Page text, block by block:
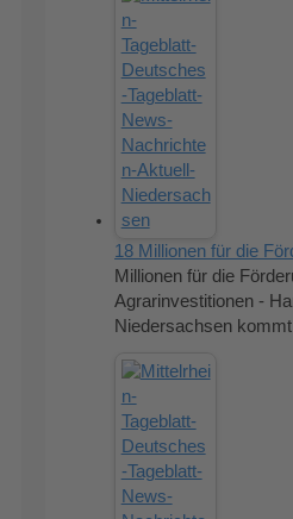
18 Millionen für die
Millionen für die
Agrarinvestitionen -
Niedersachsen